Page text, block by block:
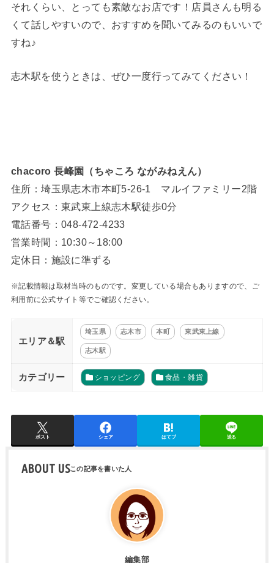
それくらい、とっても素敵なお店です！店員さんも明る
くて話しやすいので、おすすめを聞いてみるのもいいで
すね♪
志木駅を使うときは、ぜひ一度行ってみてください！
chacoro 長峰園（ちゃころ ながみねえん）
住所：埼玉県志木市本町5-26-1 マルイファミリー2階
アクセス：東武東上線志木駅徒歩0分
電話番号：048-472-4233
営業時間：10:30～18:00
定休日：施設に準ずる
※記載情報は取材当時のものです。変更している場合もありますので、ご
利用前に公式サイト等でご確認ください。
エリア＆駅
埼玉県 志木市 本町 東武東上線
志木駅
カテゴリー ショッピング 食品・雑貨
ポスト シェア はてブ 送る
ABOUT US
編集部